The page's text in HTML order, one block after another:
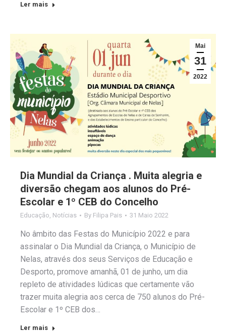
Ler mais
Mai
31
2022
Dia Mundial da Criança . Muita alegria e
diversão chegam aos alunos do Pré-
Escolar e 1º CEB do Concelho
Educação Notícias By Filipa Pais 31 Maio 2022
No âmbito das Festas do Município 2022 e para
assinalar o Dia Mundial da Criança, o Município de
Nelas, através dos seus Serviços de Educação e
Desporto, promove amanhã, 01 de junho, um dia
repleto de atividades lúdicas que certamente vão
trazer muita alegria aos cerca de 750 alunos do Pré-
Escolar e 1º CEB dos…
Ler mais